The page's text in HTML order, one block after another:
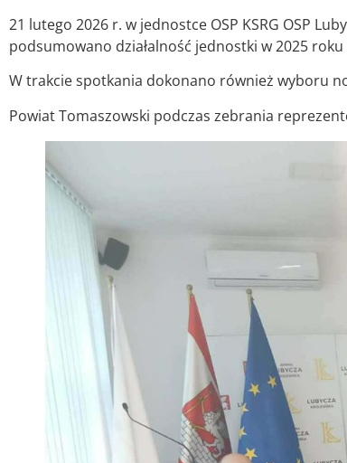
21 lutego 2026 r. w jednostce OSP KSRG OSP
podsumowano działalność jednostki w 2025
W trakcie spotkania dokonano również wyboru
Powiat Tomaszowski podczas zebrania